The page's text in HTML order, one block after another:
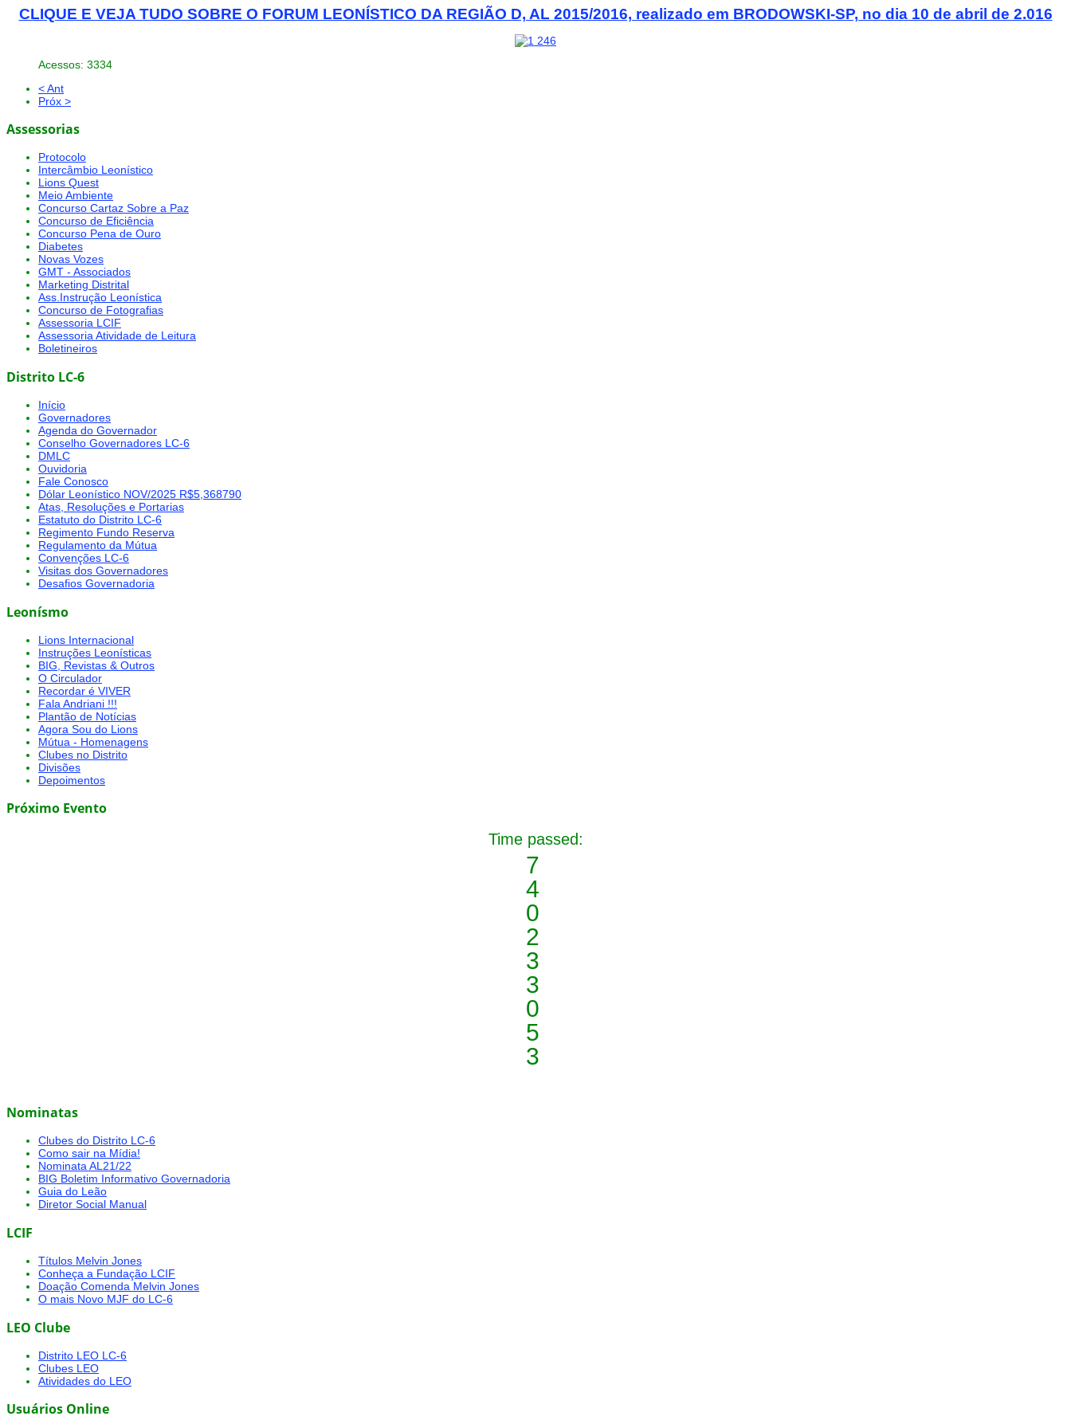
CLIQUE E VEJA TUDO SOBRE O FORUM LEONÍSTICO DA REGIÃO D, AL 2015/2016, realizado em BRODOWSKI-SP, no dia 10 de abril de 2.016
Acessos: 3334
< Ant
Próx >
Assessorias
Protocolo
Intercâmbio Leonístico
Lions Quest
Meio Ambiente
Concurso Cartaz Sobre a Paz
Concurso de Eficiência
Concurso Pena de Ouro
Diabetes
Novas Vozes
GMT - Associados
Marketing Distrital
Ass.Instrução Leonística
Concurso de Fotografias
Assessoria LCIF
Assessoria Atividade de Leitura
Boletineiros
Distrito LC-6
Início
Governadores
Agenda do Governador
Conselho Governadores LC-6
DMLC
Ouvidoria
Fale Conosco
Dólar Leonístico NOV/2025 R$5,368790
Atas, Resoluções e Portarias
Estatuto do Distrito LC-6
Regimento Fundo Reserva
Regulamento da Mútua
Convenções LC-6
Visitas dos Governadores
Desafios Governadoria
Leonísmo
Lions Internacional
Instruções Leonísticas
BIG, Revistas & Outros
O Circulador
Recordar é VIVER
Fala Andriani !!!
Plantão de Notícias
Agora Sou do Lions
Mútua - Homenagens
Clubes no Distrito
Divisões
Depoimentos
Próximo Evento
Time passed:
7
4
0
2
3
3
0
5
3
Nominatas
Clubes do Distrito LC-6
Como sair na Mídia!
Nominata AL21/22
BIG Boletim Informativo Governadoria
Guia do Leão
Diretor Social Manual
LCIF
Títulos Melvin Jones
Conheça a Fundação LCIF
Doação Comenda Melvin Jones
O mais Novo MJF do LC-6
LEO Clube
Distrito LEO LC-6
Clubes LEO
Atividades do LEO
Usuários Online